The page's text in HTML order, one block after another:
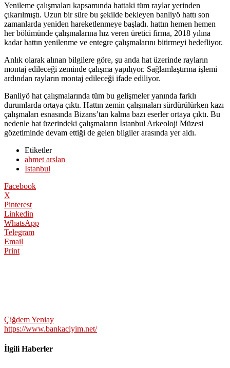
Yenileme çalışmaları kapsamında hattaki tüm raylar yerinden
çıkarılmıştı. Uzun bir süre bu şekilde bekleyen banliyö hattı son
zamanlarda yeniden hareketlenmeye başladı. hattın hemen hemen
her bölümünde çalışmalarına hız veren üretici firma, 2018 yılına
kadar hattın yenilenme ve entegre çalışmalarını bitirmeyi hedefliyor.
Anlık olarak alınan bilgilere göre, şu anda hat üzerinde rayların
montaj edileceği zeminde çalışma yapılıyor. Sağlamlaştırma işlemi
ardından rayların montaj edileceği ifade ediliyor.
Banliyö hat çalışmalarında tüm bu gelişmeler yanında farklı
durumlarda ortaya çıktı. Hattın zemin çalışmaları sürdürülürken kazı
çalışmaları esnasında Bizans’tan kalma bazı eserler ortaya çıktı. Bu
nedenle hat üzerindeki çalışmaların İstanbul Arkeoloji Müzesi
gözetiminde devam ettiği de gelen bilgiler arasında yer aldı.
Etiketler
ahmet arslan
İstanbul
Facebook
X
Pinterest
Linkedin
WhatsApp
Telegram
Email
Print
Çiğdem Yeniay
https://www.bankaciyim.net/
İlgili Haberler